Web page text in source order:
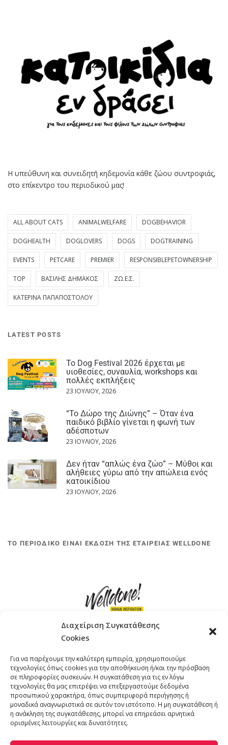
Διαχείριση Συγκατάθεσης
Cookies
Για να παρέχουμε την καλύτερη εμπειρία, χρησιμοποιούμε
τεχνολογίες όπως cookies για την αποθήκευση ή/και την πρόσβαση
σε πληροφορίες συσκευών. Η συγκατάθεση για τις εν λόγω
τεχνολογίες θα μας επιτρέψει να επεξεργαστούμε δεδομένα
προσωπικού χαρακτήρα, όπως συμπεριφορά περιήγησης ή
μοναδικά αναγνωριστικά σε αυτόν τον ιστότοπο. Η μη συγκατάθεση ή
η ανάκληση της συγκατάθεσης, μπορεί να επηρεάσει αρνητικά
ορισμένες λειτουργίες και δυνατότητες.
Η υπεύθυνη και συνειδητή κηδεμονία κάθε ζώου συντροφιάς,
στο επίκεντρο του περιοδικού μας!
ALL ABOUT CATS ANIMALWELFARE DOGBEHAVIOR
DOGHEALTH DOGLOVERS DOGS DOGTRAINING
EVENTS PETCARE PREMIER RESPONSIBLEPETOWNERSHIP
TOP ΒΑΣΊΛΗΣ ΔΗΜΆΚΟΣ ΖΩ.Ε.Σ.
ΚΑΤΕΡΊΝΑ ΠΑΠΑΠΟΣΤΌΛΟΥ
LATEST POSTS
Το Dog Festival 2026 έρχεται με
υιοθεσίες, συναυλία, workshops και
πολλές εκπλήξεις
23 ΙΟΥΛΊΟΥ, 2026
“Το Δώρο της Διώνης” – Όταν ένα
παιδικό βιβλίο γίνεται η φωνή των
αδέσποτων
23 ΙΟΥΛΊΟΥ, 2026
Δεν ήταν “απλώς ένα ζώο” – Μύθοι και
αλήθειες γύρω από την απώλεια ενός
κατοικίδιου
23 ΙΟΥΛΊΟΥ, 2026
ΤΟ ΠΕΡΙΟΔΙΚΟ ΕΙΝΑΙ ΕΚΔΟΣΗ ΤΗΣ ΕΤΑΙΡΕΙΑΣ WELLDONE
ΤΗΛΕΦΩΝΟ: +30 211 4021758
EMAIL:info@welldone.com.gr